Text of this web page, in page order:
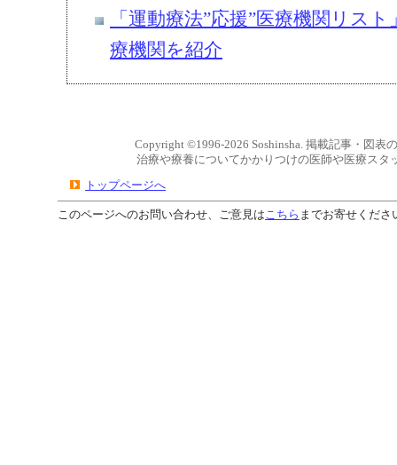
「運動療法”応援”医療機関リス
療機関を紹介
Copyright ©1996-2026 Soshinsha. 掲載記事・図表
治療や療養についてかかりつけの医師や医療スタ
トップページへ
このページへのお問い合わせ、ご意見はこちら までお寄せくだ